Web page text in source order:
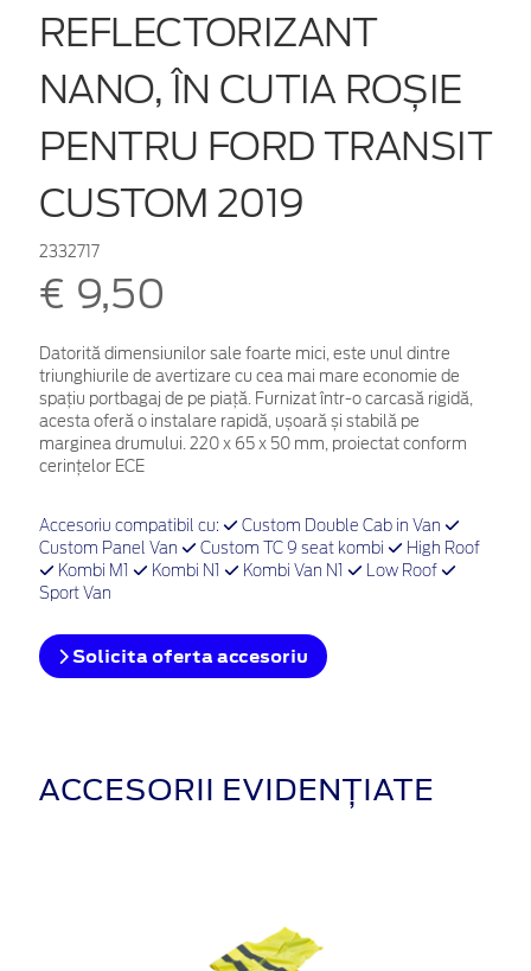
REFLECTORIZANT
NANO, ÎN CUTIA ROȘIE
PENTRU FORD TRANSIT
CUSTOM 2019
2332717
€ 9,50
Datorită dimensiunilor sale foarte mici, este unul dintre
triunghiurile de avertizare cu cea mai mare economie de
spațiu portbagaj de pe piață. Furnizat într-o carcasă rigidă,
acesta oferă o instalare rapidă, ușoară și stabilă pe
marginea drumului. 220 x 65 x 50 mm, proiectat conform
cerințelor ECE
Accesoriu compatibil cu:
Custom Double Cab in Van
Custom Panel Van
Custom TC 9 seat kombi
High Roof
Kombi M1
Kombi N1 Kombi Van N1
Low Roof
Sport Van
Solicita oferta accesoriu
ACCESORII EVIDENȚIATE